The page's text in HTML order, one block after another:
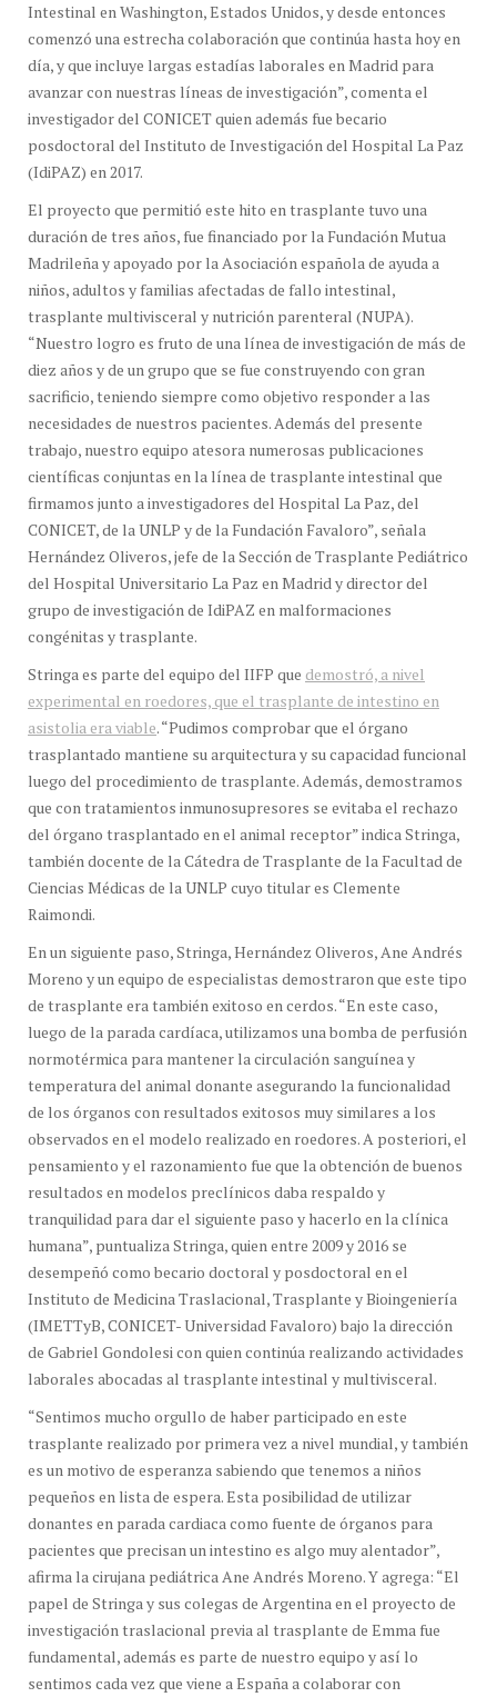
Intestinal en Washington, Estados Unidos, y desde entonces
comenzó una estrecha colaboración que continúa hasta hoy en
día, y que incluye largas estadías laborales en Madrid para
avanzar con nuestras líneas de investigación”, comenta el
investigador del CONICET quien además fue becario
posdoctoral del Instituto de Investigación del Hospital La Paz
(IdiPAZ) en 2017.
El proyecto que permitió este hito en trasplante tuvo una
duración de tres años, fue financiado por la Fundación Mutua
Madrileña y apoyado por la Asociación española de ayuda a
niños, adultos y familias afectadas de fallo intestinal,
trasplante multivisceral y nutrición parenteral (NUPA).
“Nuestro logro es fruto de una línea de investigación de más de
diez años y de un grupo que se fue construyendo con gran
sacrificio, teniendo siempre como objetivo responder a las
necesidades de nuestros pacientes. Además del presente
trabajo, nuestro equipo atesora numerosas publicaciones
científicas conjuntas en la línea de trasplante intestinal que
firmamos junto a investigadores del Hospital La Paz, del
CONICET, de la UNLP y de la Fundación Favaloro”, señala
Hernández Oliveros, jefe de la Sección de Trasplante Pediátrico
del Hospital Universitario La Paz en Madrid y director del
grupo de investigación de IdiPAZ en malformaciones
congénitas y trasplante.
Stringa es parte del equipo del IIFP que demostró, a nivel
experimental en roedores, que el trasplante de intestino en
asistolia era viable. “Pudimos comprobar que el órgano
trasplantado mantiene su arquitectura y su capacidad funcional
luego del procedimiento de trasplante. Además, demostramos
que con tratamientos inmunosupresores se evitaba el rechazo
del órgano trasplantado en el animal receptor” indica Stringa,
también docente de la Cátedra de Trasplante de la Facultad de
Ciencias Médicas de la UNLP cuyo titular es Clemente
Raimondi.
En un siguiente paso, Stringa, Hernández Oliveros, Ane Andrés
Moreno y un equipo de especialistas demostraron que este tipo
de trasplante era también exitoso en cerdos. “En este caso,
luego de la parada cardíaca, utilizamos una bomba de perfusión
normotérmica para mantener la circulación sanguínea y
temperatura del animal donante asegurando la funcionalidad
de los órganos con resultados exitosos muy similares a los
observados en el modelo realizado en roedores. A posteriori, el
pensamiento y el razonamiento fue que la obtención de buenos
resultados en modelos preclínicos daba respaldo y
tranquilidad para dar el siguiente paso y hacerlo en la clínica
humana”, puntualiza Stringa, quien entre 2009 y 2016 se
desempeñó como becario doctoral y posdoctoral en el
Instituto de Medicina Traslacional, Trasplante y Bioingeniería
(IMETTyB, CONICET- Universidad Favaloro) bajo la dirección
de Gabriel Gondolesi con quien continúa realizando actividades
laborales abocadas al trasplante intestinal y multivisceral.
“Sentimos mucho orgullo de haber participado en este
trasplante realizado por primera vez a nivel mundial, y también
es un motivo de esperanza sabiendo que tenemos a niños
pequeños en lista de espera. Esta posibilidad de utilizar
donantes en parada cardiaca como fuente de órganos para
pacientes que precisan un intestino es algo muy alentador”,
afirma la cirujana pediátrica Ane Andrés Moreno. Y agrega: “El
papel de Stringa y sus colegas de Argentina en el proyecto de
investigación traslacional previa al trasplante de Emma fue
fundamental, además es parte de nuestro equipo y así lo
sentimos cada vez que viene a España a colaborar con